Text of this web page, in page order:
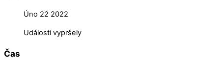
Úno 22 2022
Události vypršely
Čas